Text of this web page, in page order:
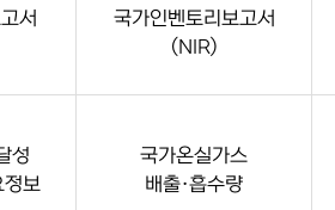
서
국가인벤토리보고서
(NIR)
성
보
국가온실가스
배출·흡수량